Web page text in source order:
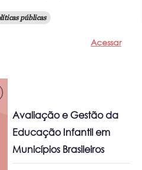
públicas
Acessar
Avaliação e Gestão da
Educação Infantil em
Municípios Brasileiros